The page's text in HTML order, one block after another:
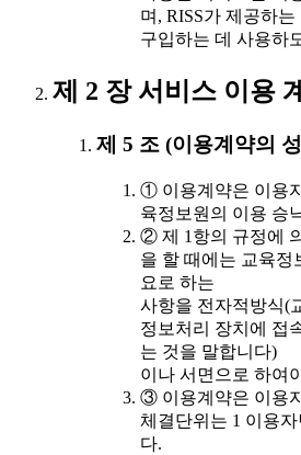
며, RISS가 제공하
구입하는 데 사용하
제 2 장 서비스 이용
제 5 조 (이용계약의
① 이용계약은 이용
육정보원의 이용 승
② 제 1항의 규정에
을 할 때에는 교육정
요로 하는
사항을 전자적방식(
정보처리 장치에 접
는 것을 말합니다)
이나 서면으로 하여
③ 이용계약은 이용
체결단위는 1 이용
다.